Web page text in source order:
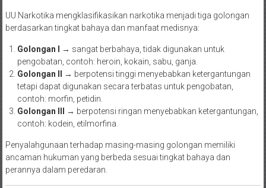
UU Narkotika mengklasifikasikan narkotika menjadi tiga golongan
berdasarkan tingkat bahaya dan manfaat medisnya:
Golongan I → sangat berbahaya, tidak digunakan untuk
pengobatan, contoh: heroin, kokain, sabu, ganja.
Golongan II → berpotensi tinggi menyebabkan ketergantungan
tetapi dapat digunakan secara terbatas untuk pengobatan,
contoh: morfin, petidin.
Golongan III → berpotensi ringan menyebabkan ketergantungan,
contoh: kodein, etilmorfina.
Penyalahgunaan terhadap masing-masing golongan memiliki
ancaman hukuman yang berbeda sesuai tingkat bahaya dan
perannya dalam peredaran.